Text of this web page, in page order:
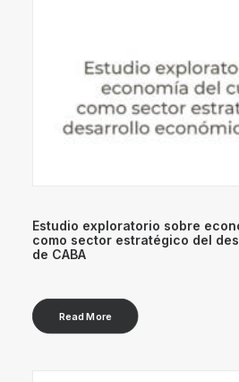
Estudio exploratorio sobre
como sector estratégico del
de CABA
Read More